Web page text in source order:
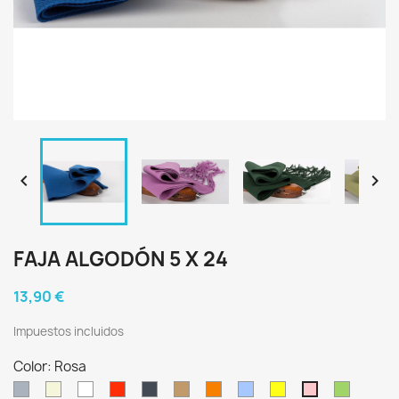
 
FAJA ALGODÓN 5 X 24
13,90 €
Impuestos incluidos
Color: Rosa